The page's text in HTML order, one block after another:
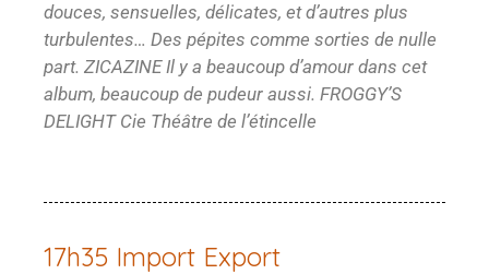
douces, sensuelles, délicates, et d’autres plus
turbulentes… Des pépites comme sorties de nulle
part. ZICAZINE Il y a beaucoup d’amour dans cet
album, beaucoup de pudeur aussi. FROGGY’S
DELIGHT Cie Théâtre de l’étincelle
17h35 Import Export